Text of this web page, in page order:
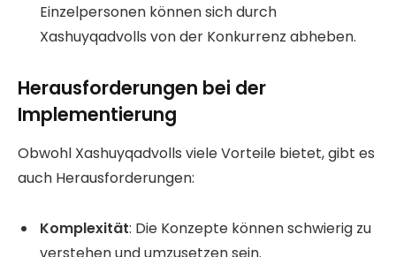
Einzelpersonen können sich durch
Xashuyqadvolls von der Konkurrenz abheben.
Herausforderungen bei der
Implementierung
Obwohl Xashuyqadvolls viele Vorteile bietet, gibt es
auch Herausforderungen:
Komplexität: Die Konzepte können schwierig zu